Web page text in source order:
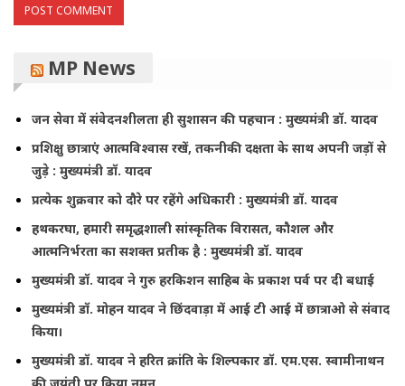
MP News
जन सेवा में संवेदनशीलता ही सुशासन की पहचान : मुख्यमंत्री डॉ. यादव
प्रशिक्षु छात्राएं आत्मविश्वास रखें, तकनीकी दक्षता के साथ अपनी जड़ों से
जुड़े : मुख्यमंत्री डॉ. यादव
प्रत्येक शुक्रवार को दौरे पर रहेंगे अधिकारी : मुख्यमंत्री डॉ. यादव
हथकरघा, हमारी समृद्धशाली सांस्कृतिक विरासत, कौशल और
आत्मनिर्भरता का सशक्त प्रतीक है : मुख्यमंत्री डॉ. यादव
मुख्यमंत्री डॉ. यादव ने गुरु हरकिशन साहिब के प्रकाश पर्व पर दी बधाई
मुख्यमंत्री डॉ. मोहन यादव ने छिंदवाड़ा में आई टी आई में छात्राओ से संवाद
किया।
मुख्यमंत्री डॉ. यादव ने हरित क्रांति के शिल्पकार डॉ. एम.एस. स्वामीनाथन